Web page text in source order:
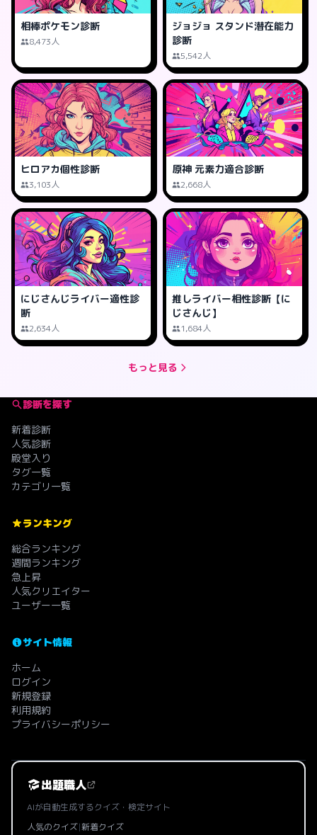
相棒ポケモン診断
8,473人
ジョジョ スタンド潜在能力
診断
5,542人
ヒロアカ個性診断
3,103人
原神 元素力適合診断
2,668人
にじさんじライバー適性診
断
2,634人
推しライバー相性診断【に
じさんじ】
1,684人
もっと見る
診断を探す
新着診断
人気診断
殿堂入り
タグ一覧
カテゴリ一覧
ランキング
総合ランキング
週間ランキング
急上昇
人気クリエイター
ユーザー一覧
サイト情報
ホーム
ログイン
新規登録
利用規約
プライバシーポリシー
出題職人
AIが自動生成するクイズ・検定サイト
人気のクイズ|新着クイズ